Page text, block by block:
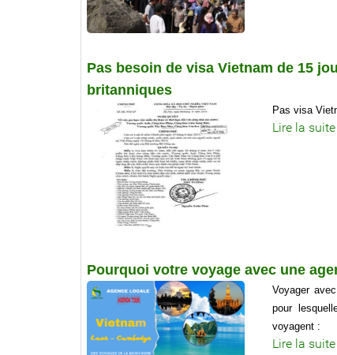
Pas besoin de visa Vietnam de 15
britanniques
Pas visa
Lire la suite
Pourquoi votre voyage avec une
Voyager
pour
voyagent :
Lire la suite